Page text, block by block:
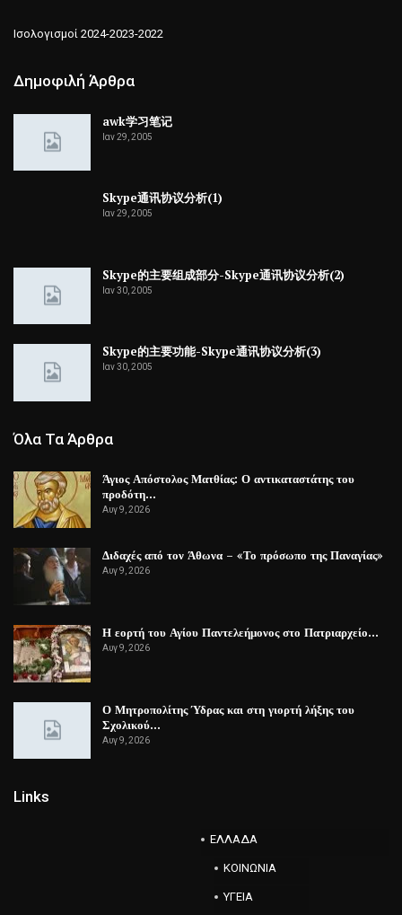
Ισολογισμοί 2024-2023-2022
Δημοφιλή Άρθρα
awk学习笔记
Ιαν 29, 2005
Skype通讯协议分析(1)
Ιαν 29, 2005
Skype的主要组成部分-Skype通讯协议分析(2)
Ιαν 30, 2005
Skype的主要功能-Skype通讯协议分析(3)
Ιαν 30, 2005
Όλα Τα Άρθρα
Άγιος Απόστολος Ματθίας: Ο αντικαταστάτης του
προδότη…
Αυγ 9, 2026
Διδαχές από τον Άθωνα – «Το πρόσωπο της Παναγίας»
Αυγ 9, 2026
Η εορτή του Αγίου Παντελεήμονος στο Πατριαρχείο…
Αυγ 9, 2026
Ο Μητροπολίτης Ύδρας και στη γιορτή λήξης του
Σχολικού…
Αυγ 9, 2026
Links
ΕΛΛΑΔΑ
ΚΟΙΝΩΝΙΑ
ΥΓΕΙΑ